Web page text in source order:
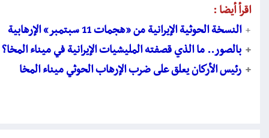
اقرأ أيضا :
+ النسخة الحوثية الإيرانية من «هجمات 11 سبتمبر» الإرهابية
+ بالصور.. ما الذي قصفته المليشيات الإيرانية في ميناء المخا؟
+ رئيس الأركان يعلق على ضرب الإرهاب الحوثي ميناء المخا